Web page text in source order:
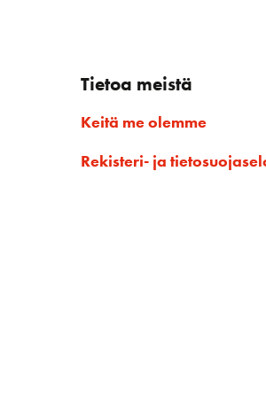
Tietoa meistä
Keitä me olemme
Rekisteri- ja